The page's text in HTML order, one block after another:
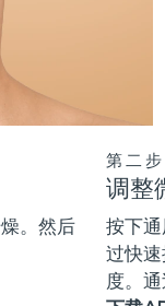
。然后
第二步
调整
按下
过快
度。